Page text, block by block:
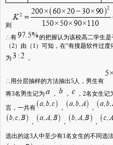
则
∴有
的把握认为该校高二学生
（2）由（ 1 ）可知，在“有搜题软件过度
为
，
∴用分层抽样的方法抽出5 人，男生有
将3名男生记为 ， ， ， 2名女生记
言，一共有
， ，
，
， ，
选出的这3 人中至少有1名女生的不同选